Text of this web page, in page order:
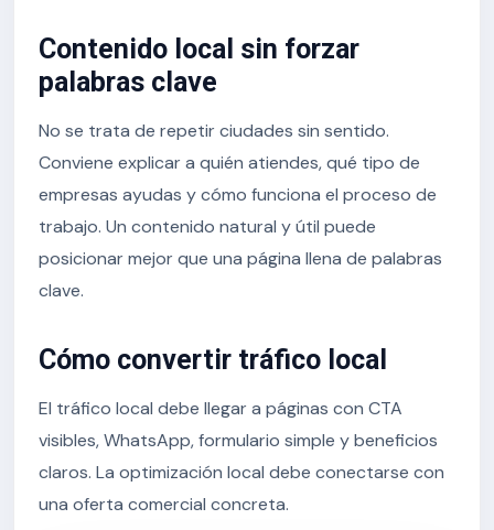
Contenido local sin forzar
palabras clave
No se trata de repetir ciudades sin sentido.
Conviene explicar a quién atiendes, qué tipo de
empresas ayudas y cómo funciona el proceso de
trabajo. Un contenido natural y útil puede
posicionar mejor que una página llena de palabras
clave.
Cómo convertir tráfico local
El tráfico local debe llegar a páginas con CTA
visibles, WhatsApp, formulario simple y beneficios
claros. La optimización local debe conectarse con
una oferta comercial concreta.